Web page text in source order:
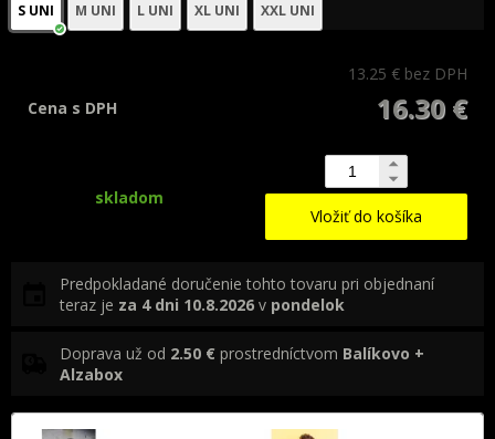
S UNI
M UNI L UNI XL UNI XXL UNI
13.25 € bez DPH
16.30 €
Cena s DPH
skladom
Vložiť do košíka
Predpokladané doručenie tohto tovaru pri objednaní
teraz je za 4 dni 10.8.2026 v pondelok
Doprava už od 2.50 € prostredníctvom Balíkovo +
Alzabox